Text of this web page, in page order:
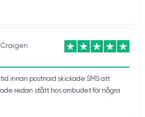
innan postnord skickade SMS att
redan stått hos ombudet för några